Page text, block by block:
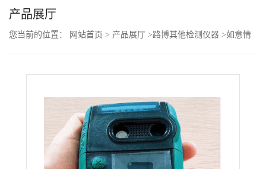
页
公
产品展厅
您当前的位置： 网站首页 > 产品展厅 >路博其他检测仪器 >如意情